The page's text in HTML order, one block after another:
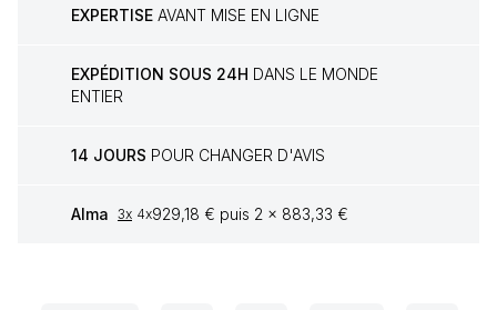
EXPERTISE AVANT MISE EN LIGNE
EXPÉDITION SOUS 24H DANS LE MONDE
ENTIER
14 JOURS POUR CHANGER D'AVIS
Alma 3x 4x929,18 € puis 2 x 883,33 €